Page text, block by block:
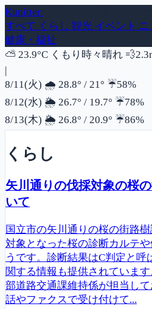
Kunitter
すべて くらし 観光 イベント ニ
健康・福祉
⛅ 23.9°C くもり時々晴れ 💨風
|
8/11(火) 🌧️ 28.8° / 21° ☔降水確率
58%
8/12(水) 🌦️ 26.7° / 19.7° ☔降水
78%
8/13(木) 🌦️ 26.8° / 20.9° ☔降水
86%
くらし
矢川通りの伐採対象の桜
いて
国立市の矢川通りの桜の街路
対象となった桜の診断カルテ
うです。診断結果はC判定と呼
関する情報も提供されていま
部道路交通課維持係が担当し
話やファクスで受け付けて...